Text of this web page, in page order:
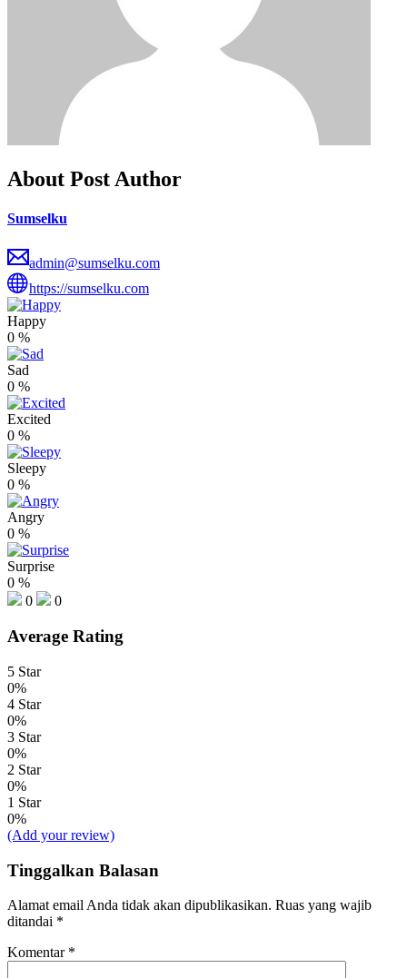
About Post Author
Sumselku
admin@sumselku.com
https://sumselku.com
Happy
0 %
Sad
0 %
Excited
0 %
Sleepy
0 %
Angry
0 %
Surprise
0 %
0
0
Average Rating
5 Star
0%
4 Star
0%
3 Star
0%
2 Star
0%
1 Star
0%
(Add your review)
Tinggalkan Balasan
Alamat email Anda tidak akan dipublikasikan. Ruas yang wajib
ditandai *
Komentar *